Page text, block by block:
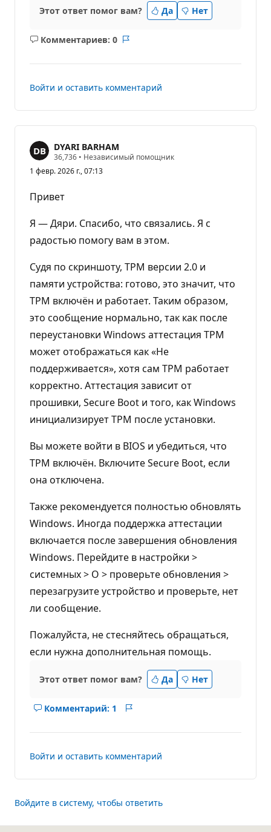
Этот ответ помог вам? Да Нет
Комментариев: 0
Без
Войти и оставить комментарий
DYARI BARHAM
36,736 Б
л
п
у
т
а
и
и
• Независимый помощник
1 февр. 2026 г., 07:13
Привет
Я — Дяри. Спасибо, что связались. Я с
радостью помогу вам в этом.
Судя по скриншоту, TPM версии 2.0 и
памяти устройства: готово, это значит, что
TPM включён и работает. Таким образом,
это сообщение нормально, так как после
переустановки Windows аттестация TPM
может отображаться как «Не
поддерживается», хотя сам TPM работает
корректно. Аттестация зависит от
прошивки, Secure Boot и того, как Windows
инициализирует TPM после установки.
Вы можете войти в BIOS и убедиться, что
TPM включён. Включите Secure Boot, если
она отключена.
Также рекомендуется полностью обновлять
Windows. Иногда поддержка аттестации
включается после завершения обновления
Windows. Перейдите в настройки >
системных > О > проверьте обновления >
перезагрузите устройство и проверьте, нет
ли сообщение.
Пожалуйста, не стесняйтесь обращаться,
если нужна дополнительная помощь.
Этот ответ помог вам? Да Нет
Комментарий: 1
Показать
Войти и оставить комментарий
Войдите в систему, чтобы ответить